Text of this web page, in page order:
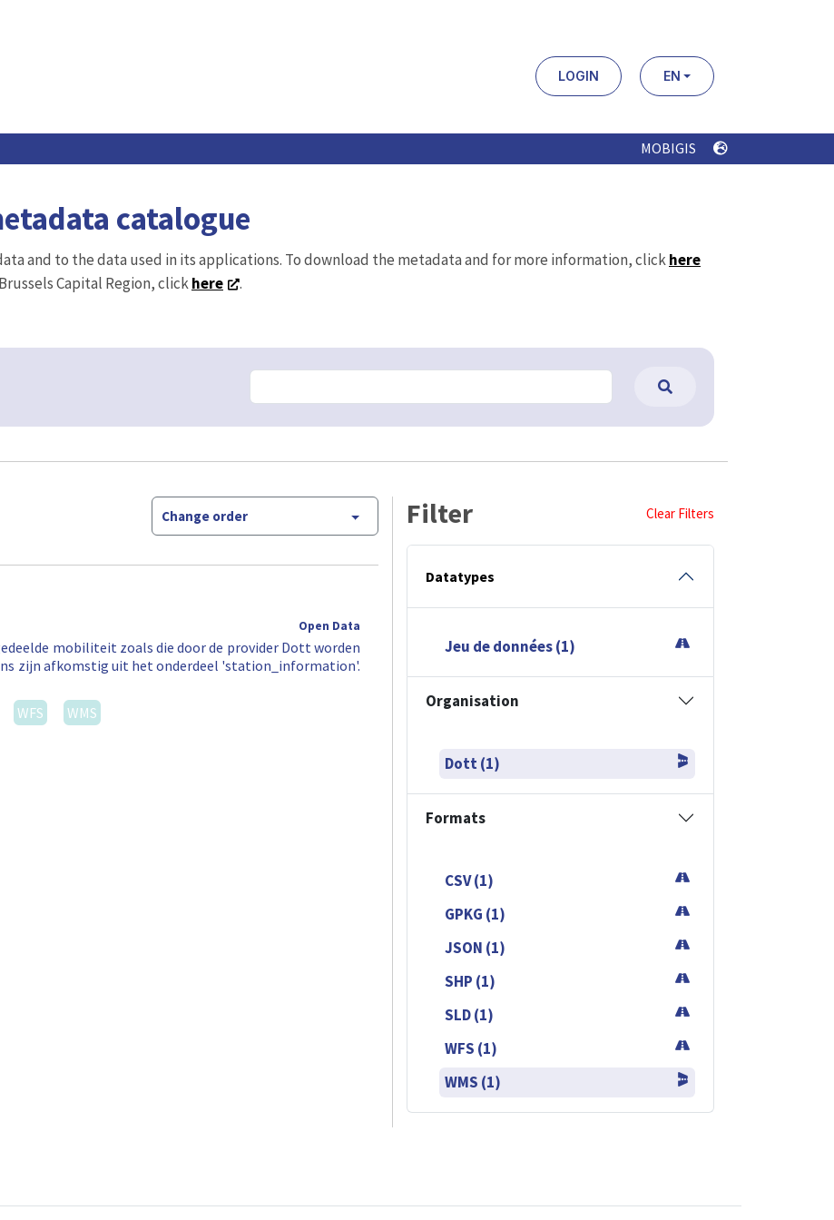
LOGIN EN
MOBIGIS
catalogue
and to the data used in its applications. To download the metadata and for more information, clickhere
Capital Region, clickhere .
Change order
Open Data
mobiliteit zoals die door de provider Dott worden
zijn afkomstig uit het onderdeel 'station_information'.
WFS WMS
Filter Clear Filters
Datatypes
Jeu de données (1)
Organisation
Dott (1)
Formats
CSV (1)
GPKG (1)
JSON (1)
SHP (1)
SLD (1)
WFS (1)
WMS (1)